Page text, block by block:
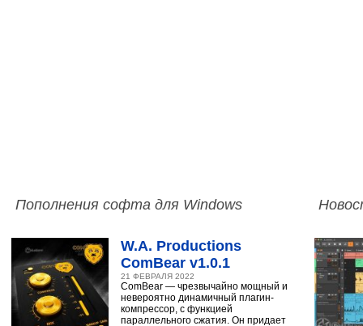
Пополнения софта для Windows
W.A. Productions
ComBear v1.0.1
21 ФЕВРАЛЯ 2022
ComBear — чрезвычайно мощный и
невероятно динамичный плагин-
компрессор, с функцией
параллельного сжатия. Он придает